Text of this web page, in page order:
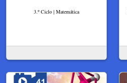
3.º Ciclo | Matemática